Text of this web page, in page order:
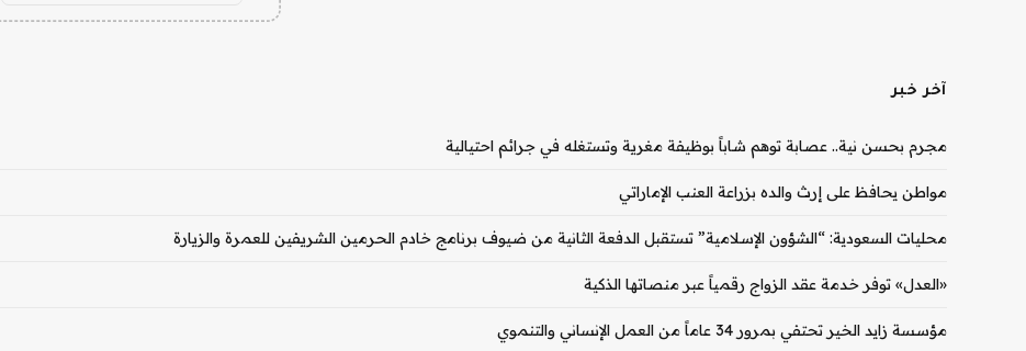
آخر خبر
مجرم بحسن نية.. عصابة توهم شاباً بوظيفة مغرية وتستغله في جرائم احتيالية
مواطن يحافظ على إرث والده بزراعة العنب الإماراتي
محليات السعودية: “الشؤون الإسلامية” تستقبل الدفعة الثانية من ضيوف برنامج خادم الحرمين الشريفين للعمرة والزيارة
«العدل» توفر خدمة عقد الزواج رقمياً عبر منصاتها الذكية
مؤسسة زايد الخير تحتفي بمرور 34 عاماً من العمل الإنساني والتنموي